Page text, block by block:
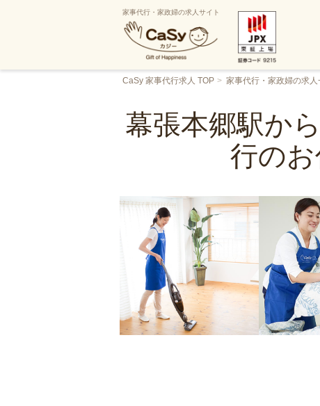
家事代行・家政婦の求人サイト
CaSy 家事代行求人 TOP 家事代行・家政婦の求人
幕張本郷駅か
行のお